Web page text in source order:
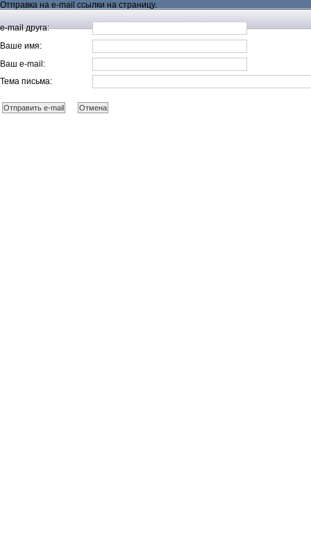
Отправка на e-mail ссылки на страницу.
e-mail друга:
Ваше имя:
Ваш e-mail:
Тема письма: